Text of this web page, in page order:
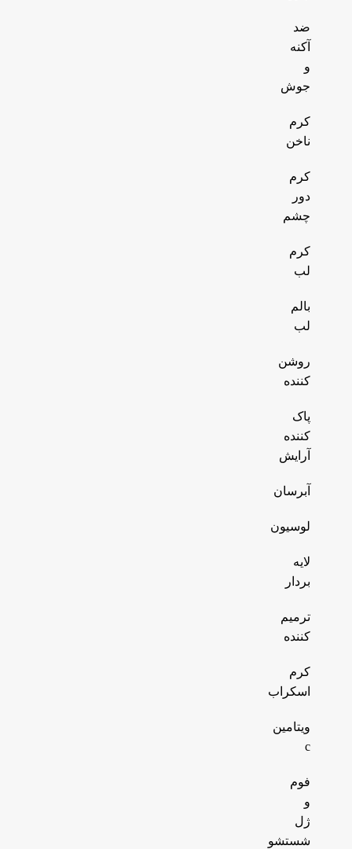
ضد
آکنه
و
جوش
کرم
ناخن
کرم
دور
چشم
کرم
لب
بالم
لب
روشن
کننده
پاک
کننده
آرایش
آبرسان
لوسیون
لایه
بردار
ترمیم
کننده
کرم
اسکراب
ویتامین
c
فوم
و
ژل
شستشو